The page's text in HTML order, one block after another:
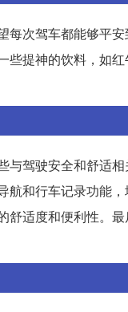
每次驾车都能够平
些提神的饮料，如
与驾驶安全和舒适
和行车记录功能
舒适度和便利性。